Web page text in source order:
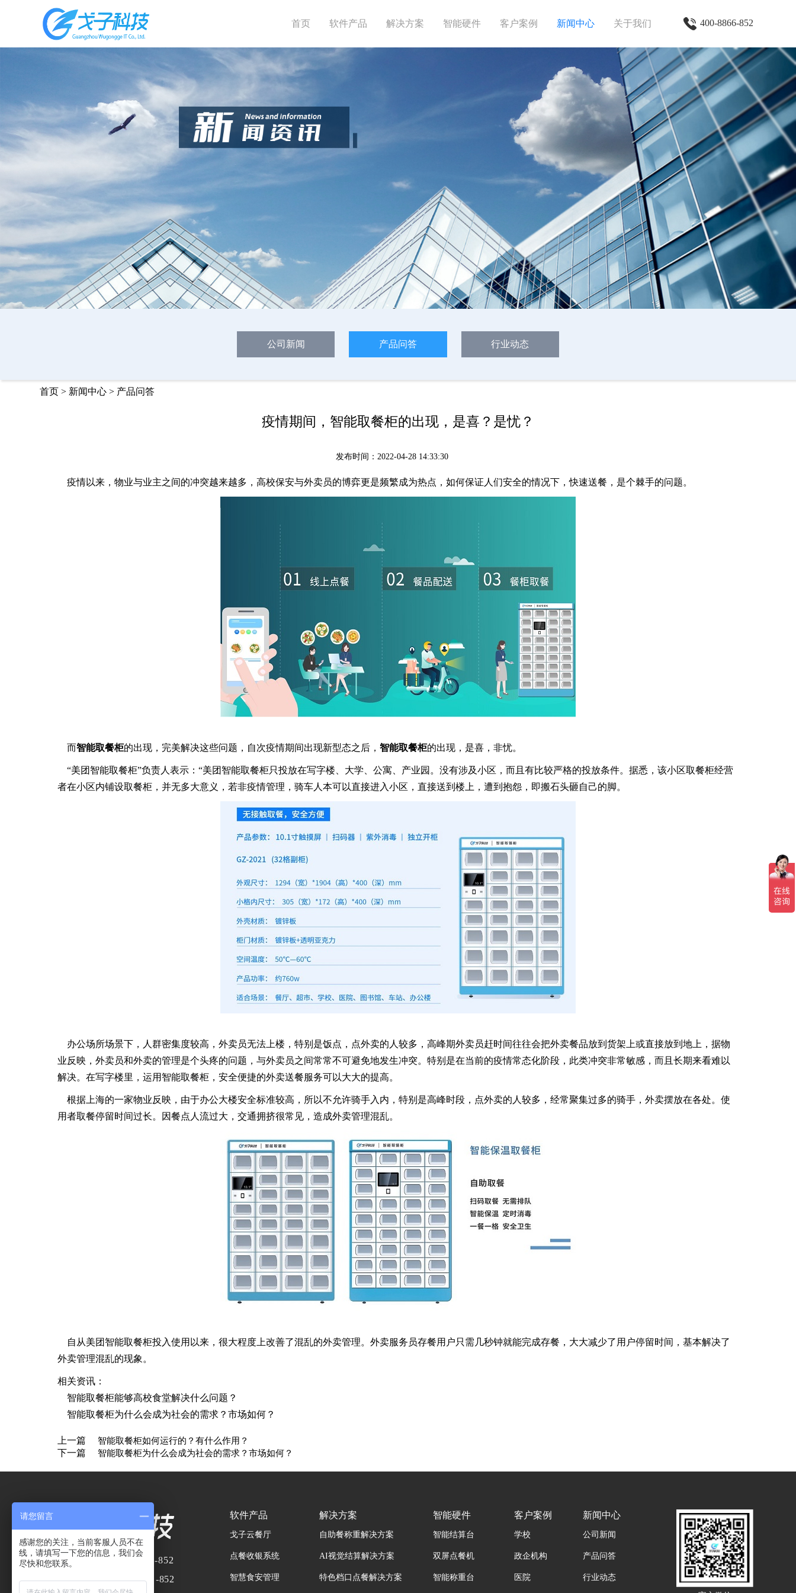
首页 软件产品 解决方案 智能硬件 客户案例 新闻中心 关于我们 400-8866-852
公司新闻 产品问答 行业动态
首页 > 新闻中心 > 产品问答
疫情期间，智能取餐柜的出现，是喜？是忧？
发布时间：2022-04-28 14:33:30
疫情以来，物业与业主之间的冲突越来越多，高校保安与外卖员的博弈更是频繁成为热点，如何保证人们安全的情况下，快速送餐，是个棘手的问题。
而智能取餐柜的出现，完美解决这些问题，自次疫情期间出现新型态之后， 智能取餐柜的出现，是喜，非忧。
“美团智能取餐柜”负责人表示：“美团智能取餐柜只投放在写字楼、大学、公寓、产业园。没有涉及小区，而且有比较严格的投放条件。据悉，该小区取餐柜经营
者在小区内铺设取餐柜，并无多大意义，若非疫情管理，骑车人本可以直接进入小区，直接送到楼上，遭到抱怨，即搬石头砸自己的脚。
办公场所场景下，人群密集度较高，外卖员无法上楼，特别是饭点，点外卖的人较多，高峰期外卖员赶时间往往会把外卖餐品放到货架上或直接放到地上，据物
业反映，外卖员和外卖的管理是个头疼的问题，与外卖员之间常常不可避免地发生冲突。特别是在当前的疫情常态化阶段，此类冲突非常敏感，而且长期来看难以
解决。在写字楼里，运用智能取餐柜，安全便捷的外卖送餐服务可以大大的提高。
根据上海的一家物业反映，由于办公大楼安全标准较高，所以不允许骑手入内，特别是高峰时段，点外卖的人较多，经常聚集过多的骑手，外卖摆放在各处。使
用者取餐停留时间过长。因餐点人流过大，交通拥挤很常见，造成外卖管理混乱。
自从美团智能取餐柜投入使用以来，很大程度上改善了混乱的外卖管理。外卖服务员存餐用户只需几秒钟就能完成存餐，大大减少了用户停留时间，基本解决了
外卖管理混乱的现象。
相关资讯：
智能取餐柜能够高校食堂解决什么问题？
智能取餐柜为什么会成为社会的需求？市场如何？
上一篇 智能取餐柜如何运行的？有什么作用？
下一篇 智能取餐柜为什么会成为社会的需求？市场如何？
业务热线：
400-8866-852
服务热线：
400- 8866 -852
软件产品
戈子云餐厅
点餐收银系统
智慧食安管理
解决方案
自助餐称重解决方案
AI视觉结算解决方案
特色档口点餐解决方案
智能硬件
智能结算台
双屏点餐机
智能称重台
客户案例
学校
政企机构
医院
新闻中心
公司新闻
产品问答
行业动态
请您留言
感谢您的关注，当前客服人员不在
线，请填写一下您的信息，我们会
尽快和您联系。